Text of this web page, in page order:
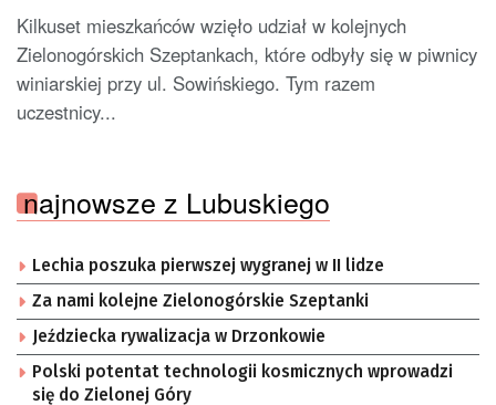
Kilkuset mieszkańców wzięło udział w kolejnych
Zielonogórskich Szeptankach, które odbyły się w piwnicy
winiarskiej przy ul. Sowińskiego. Tym razem
uczestnicy...
najnowsze z Lubuskiego
Lechia poszuka pierwszej wygranej w II lidze
Za nami kolejne Zielonogórskie Szeptanki
Jeździecka rywalizacja w Drzonkowie
Polski potentat technologii kosmicznych wprowadzi
się do Zielonej Góry